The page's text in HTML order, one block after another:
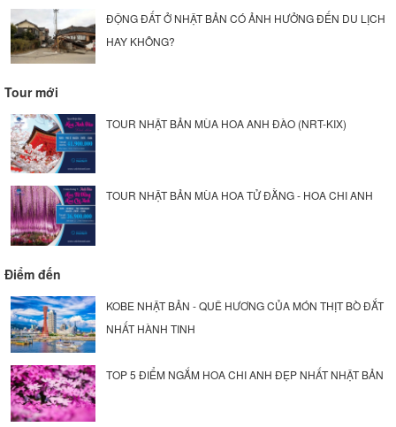
ĐỘNG ĐẤT Ở NHẬT BẢN CÓ ẢNH HƯỞNG ĐẾN DU LỊCH
HAY KHÔNG?
Tour mới
TOUR NHẬT BẢN MÙA HOA ANH ĐÀO (NRT-KIX)
TOUR NHẬT BẢN MÙA HOA TỬ ĐẰNG - HOA CHI ANH
Điểm đến
KOBE NHẬT BẢN - QUÊ HƯƠNG CỦA MÓN THỊT BÒ ĐẮT
NHẤT HÀNH TINH
TOP 5 ĐIỂM NGẮM HOA CHI ANH ĐẸP NHẤT NHẬT BẢN